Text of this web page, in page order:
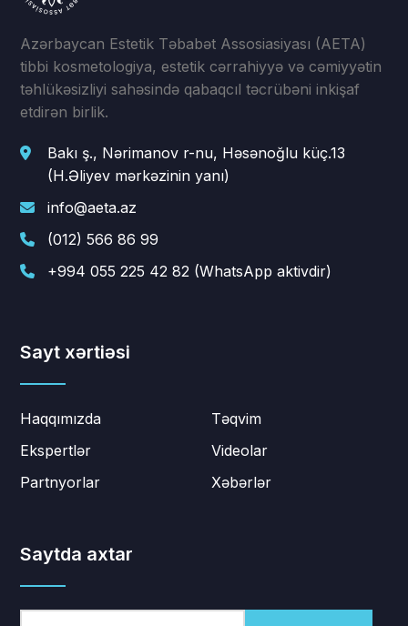
Azərbaycan Estetik Təbabət Assosiasiyası (AETA)
tibbi kosmetologiya, estetik cərrahiyyə və cəmiyyətin
təhlükəsizliyi sahəsində qabaqcıl təcrübəni inkişaf
etdirən birlik.
Bakı ş., Nərimanov r-nu, Həsənoğlu küç.13
(H.Əliyev mərkəzinin yanı)
info@aeta.az
(012) 566 86 99
+994 055 225 42 82 (WhatsApp aktivdir)
Sayt xərtiəsi
Haqqımızda
Ekspertlər
Partnyorlar
Təqvim
Videolar
Xəbərlər
Saytda axtar